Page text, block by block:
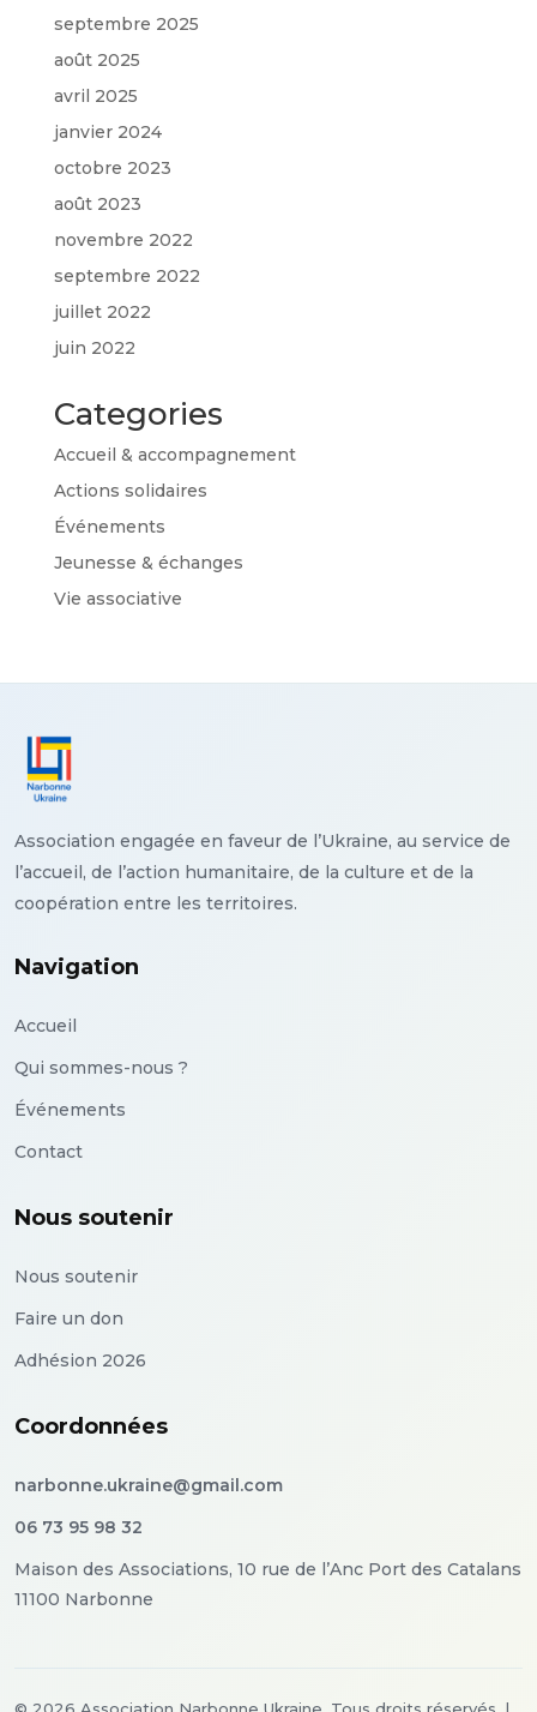
septembre 2025
août 2025
avril 2025
janvier 2024
octobre 2023
août 2023
novembre 2022
septembre 2022
juillet 2022
juin 2022
Categories
Accueil & accompagnement
Actions solidaires
Événements
Jeunesse & échanges
Vie associative
Association engagée en faveur de l’Ukraine, au service de
l’accueil, de l’action humanitaire, de la culture et de la
coopération entre les territoires.
Navigation
Accueil
Qui sommes-nous ?
Événements
Contact
Nous soutenir
Nous soutenir
Faire un don
Adhésion 2026
Coordonnées
narbonne.ukraine@gmail.com
06 73 95 98 32
Maison des Associations, 10 rue de l’Anc Port des Catalans
11100 Narbonne